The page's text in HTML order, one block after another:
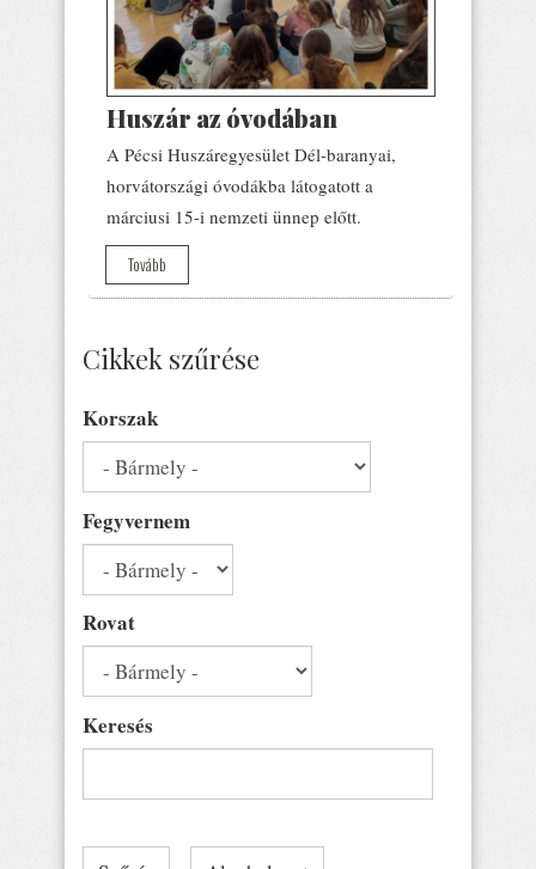
Huszár az óvodában
A Pécsi Huszáregyesület Dél-baranyai,
horvátországi óvodákba látogatott a
márciusi 15-i nemzeti ünnep előtt.
Tovább
Cikkek szűrése
Korszak
Fegyvernem
Rovat
Keresés